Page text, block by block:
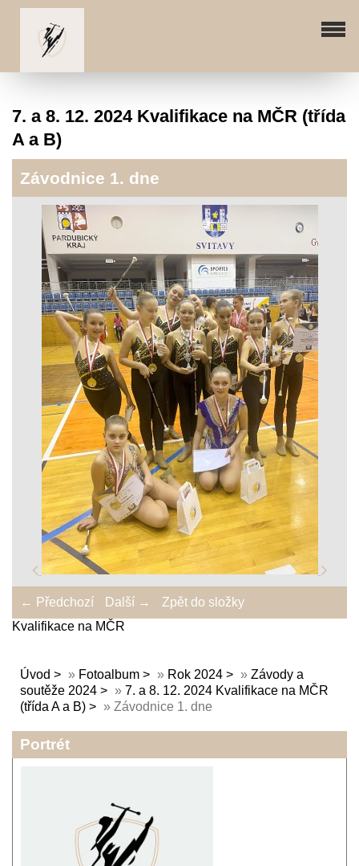
7. a 8. 12. 2024 Kvalifikace na MČR (třída
A a B)
Závodnice 1. dne
← Předchozí Další →
Zpět do složky
Kvalifikace na MČR
Úvod » Fotoalbum » Rok 2024 » Závody a
soutěže 2024
» 7. a 8. 12. 2024 Kvalifikace na MČR
(třída A a B)
» Závodnice 1. dne
Portrét